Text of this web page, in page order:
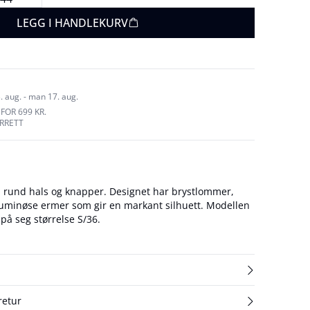
LEGG I HANDLEKURV
- man 17. aug.
699 KR.
rund hals og knapper. Designet har brystlommer,
ermer som gir en markant silhuett. Modellen
seg størrelse S/36.